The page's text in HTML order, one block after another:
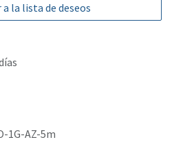
la lista de deseos
1G-AZ-5m